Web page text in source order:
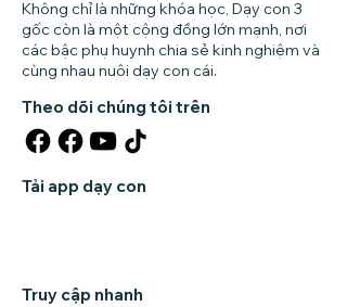
Không chỉ là những khóa học, Dạy con 3
gốc còn là một cộng đồng lớn mạnh, nơi
các bậc phụ huynh chia sẻ kinh nghiệm và
cùng nhau nuôi dạy con cái.
Theo dõi chúng tôi trên
Tải app dạy con
Truy cập nhanh